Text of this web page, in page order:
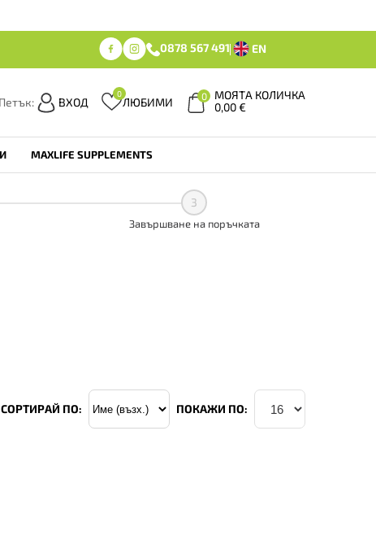
0878 567 491 EN
ВХОД
0
ЛЮБИМИ 0
МОЯТА КОЛИЧКА
0,00€
MAXLIFE SUPPLEMENTS
3
Завършване на поръчката
СОРТИРАЙ ПО: ПОКАЖИ ПО: